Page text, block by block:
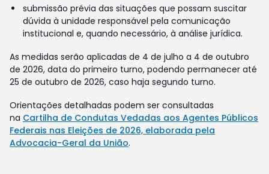
submissão prévia das situações que possam suscitar
dúvida à unidade responsável pela comunicação
institucional e, quando necessário, à análise jurídica.
As medidas serão aplicadas de 4 de julho a 4 de outubro
de 2026, data do primeiro turno, podendo permanecer até
25 de outubro de 2026, caso haja segundo turno.
Orientações detalhadas podem ser consultadas
na Cartilha de Condutas Vedadas aos Agentes Públicos
Federais nas Eleições de 2026, elaborada pela
Advocacia-Geral da União.